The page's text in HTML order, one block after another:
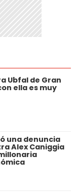
Ubfal de Gran
ella es muy
una denuncia
Alex Caniggia